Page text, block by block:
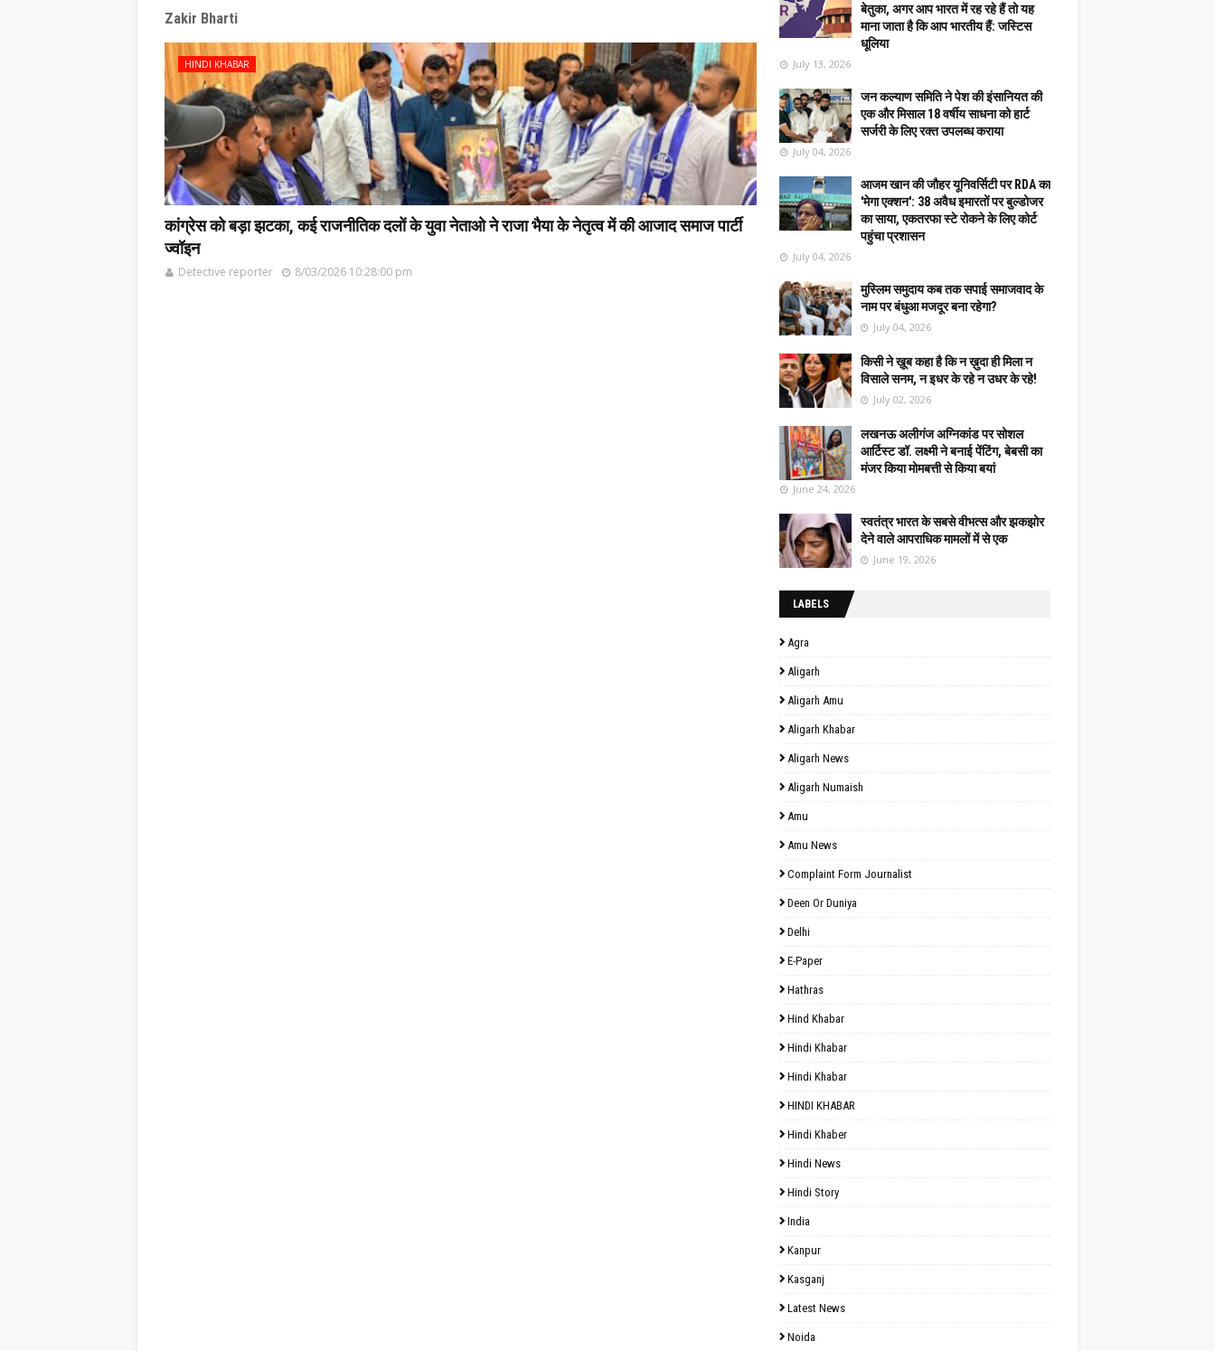
Zakir Bharti
HINDI KHABAR
कांग्रेस को बड़ा झटका, कई राजनीतिक दलों के युवा नेताओ ने राजा भैया के नेतृत्व में की आजाद समाज पार्टी
ज्वॉइन
Detective reporter 8/03/2026 10:28:00 pm
बेतुका, अगर आप भारत में रह रहे हैं तो यह
माना जाता है कि आप भारतीय हैं: जस्टिस
धूलिया
July 13, 2026
जन कल्याण समिति ने पेश की इंसानियत की
एक और मिसाल 18 वर्षीय साधना को हार्ट
सर्जरी के लिए रक्त उपलब्ध कराया
July 04, 2026
आजम खान की जौहर यूनिवर्सिटी पर RDA का
'मेगा एक्शन': 38 अवैध इमारतों पर बुल्डोजर
का साया, एकतरफा स्टे रोकने के लिए कोर्ट
पहुंचा प्रशासन
July 04, 2026
मुस्लिम समुदाय कब तक सपाई समाजवाद के
नाम पर बंधुआ मजदूर बना रहेगा?
July 04, 2026
किसी ने ख़ूब कहा है कि न ख़ुदा ही मिला न
विसाले सनम, न इधर के रहे न उधर के रहे!
July 02, 2026
लखनऊ अलीगंज अग्निकांड पर सोशल
आर्टिस्ट डॉ. लक्ष्मी ने बनाई पेंटिंग, बेबसी का
मंजर किया मोमबत्ती से किया बयां
June 24, 2026
स्वतंत्र भारत के सबसे वीभत्स और झकझोर
देने वाले आपराधिक मामलों में से एक
June 19, 2026
LABELS
Agra
Aligarh
Aligarh Amu
Aligarh Khabar
Aligarh News
Aligarh Numaish
Amu
Amu News
Complaint Form Journalist
Deen Or Duniya
Delhi
E-Paper
Hathras
Hind Khabar
Hindi Khabar
Hindi Khabar
HINDI KHABAR
Hindi Khaber
Hindi News
Hindi Story
India
Kanpur
Kasganj
Latest News
Noida